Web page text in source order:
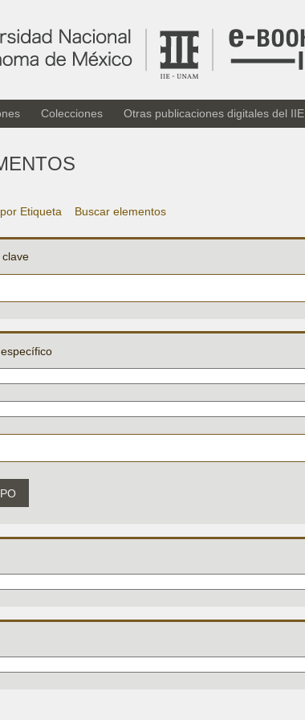
Colecciones Otras publicaciones digitales del IIE
Etiqueta Buscar elementos